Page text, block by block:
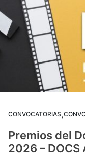
CONVOCATORIAS,
Premios del
2026 – DOCS